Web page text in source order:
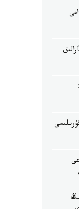
قۇرىلىسى